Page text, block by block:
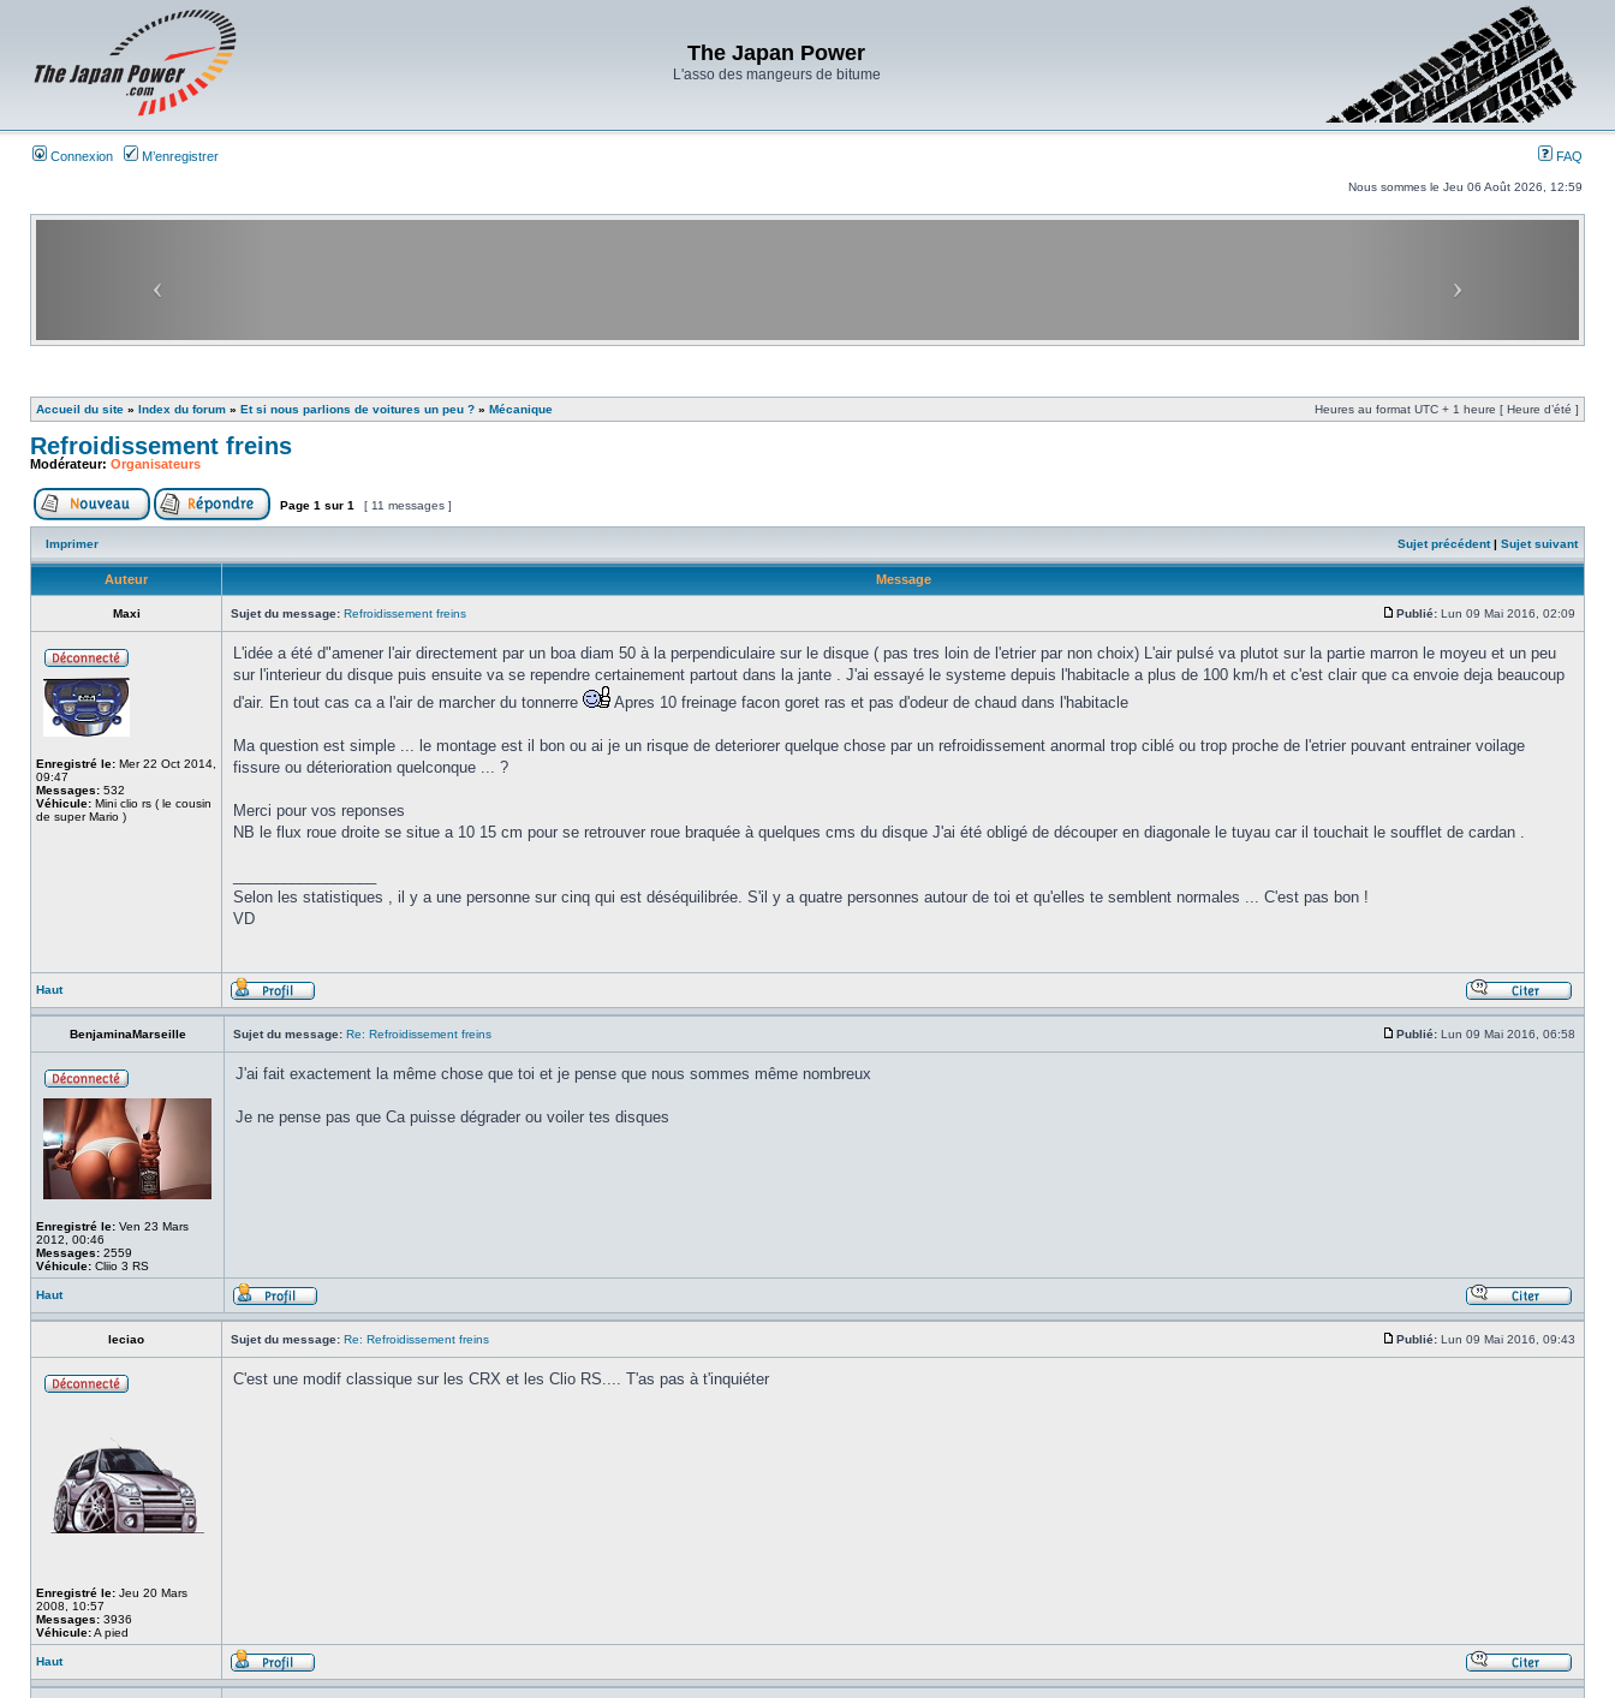
The Japan Power
L'asso des mangeurs de bitume
Connexion M’enregistrer FAQ
Nous sommes le Jeu 06 Août 2026, 12:59
Accueil du site » Index du forum » Et si nous parlions de voitures un peu ? » Mécanique Heures au format UTC + 1 heure [ Heure d’été ]
Refroidissement freins
Modérateur: Organisateurs
Page 1 sur 1 [ 11 messages ]
Imprimer Sujet précédent| Sujet suivant
Auteur Message
Maxi Sujet du message: Refroidissement freins Publié: Lun 09 Mai 2016, 02:09
Enregistré le: Mer 22 Oct 2014,
09:47
Messages: 532
Véhicule: Mini clio rs ( le cousin
de super Mario )
L'idée a été d"amener l'air directement par un boa diam 50 à la perpendiculaire sur le disque ( pas tres loin de l'etrier par non choix) L'air pulsé va plutot sur la partie marron le moyeu et un peu
sur l'interieur du disque puis ensuite va se rependre certainement partout dans la jante . J'ai essayé le systeme depuis l'habitacle a plus de 100 km/h et c'est clair que ca envoie deja beaucoup
d'air. En tout cas ca a l'air de marcher du tonnerre
Apres 10 freinage facon goret ras et pas d'odeur de chaud dans l'habitacle
Ma question est simple ... le montage est il bon ou ai je un risque de deteriorer quelque chose par un refroidissement anormal trop ciblé ou trop proche de l'etrier pouvant entrainer voilage
fissure ou déterioration quelconque ... ?
Merci pour vos reponses
NB le flux roue droite se situe a 10 15 cm pour se retrouver roue braquée à quelques cms du disque J'ai été obligé de découper en diagonale le tuyau car il touchait le soufflet de cardan .
Selon les statistiques , il y a une personne sur cinq qui est déséquilibrée. S'il y a quatre personnes autour de toi et qu'elles te semblent normales ... C'est pas bon !
VD
Haut
BenjaminaMarseille Sujet du message: Re: Refroidissement freins Publié: Lun 09 Mai 2016, 06:58
Enregistré le: Ven 23 Mars
2012, 00:46
Messages: 2559
Véhicule: Cliio 3 RS
J'ai fait exactement la même chose que toi et je pense que nous sommes même nombreux
Je ne pense pas que Ca puisse dégrader ou voiler tes disques
Haut
leciao Sujet du message: Re: Refroidissement freins Publié: Lun 09 Mai 2016, 09:43
Enregistré le: Jeu 20 Mars
2008, 10:57
Messages: 3936
Véhicule:A pied
C'est une modif classique sur les CRX et les Clio RS.... T'as pas à t'inquiéter
Haut